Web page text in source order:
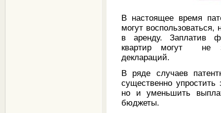
В настоящее время
могут
в аренду. Заплатив
квартир могут не
деклараций.
В ряде случаев
существенно упростить
но и уменьшить
бюджеты.